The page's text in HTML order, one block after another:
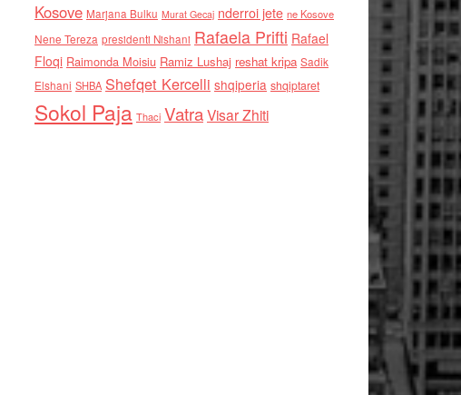
Kosove Marjana Bulku Murat Gecaj nderroi jete ne Kosove
Nene Tereza presidenti Nishani Rafaela Prifti Rafael
Floqi Raimonda Moisiu Ramiz Lushaj reshat kripa Sadik
Elshani SHBA Shefqet Kercelli shqiperia shqiptaret
Sokol Paja Thaci VatraVisar Zhiti